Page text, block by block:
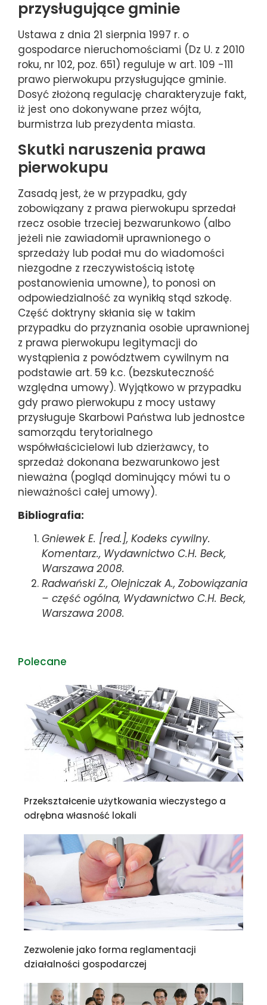
przysługujące gminie
Ustawa z dnia 21 sierpnia 1997 r. o
gospodarce nieruchomościami (Dz U. z 2010
roku, nr 102, poz. 651) reguluje w art. 109 -111
prawo pierwokupu przysługujące gminie.
Dosyć złożoną regulację charakteryzuje fakt,
iż jest ono dokonywane przez wójta,
burmistrza lub prezydenta miasta.
Skutki naruszenia prawa
pierwokupu
Zasadą jest, że w przypadku, gdy
zobowiązany z prawa pierwokupu sprzedał
rzecz osobie trzeciej bezwarunkowo (albo
jeżeli nie zawiadomił uprawnionego o
sprzedaży lub podał mu do wiadomości
niezgodne z rzeczywistością istotę
postanowienia umowne), to ponosi on
odpowiedzialność za wynikłą stąd szkodę.
Część doktryny skłania się w takim
przypadku do przyznania osobie uprawnionej
z prawa pierwokupu legitymacji do
wystąpienia z powództwem cywilnym na
podstawie art. 59 k.c. (bezskuteczność
względna umowy). Wyjątkowo w przypadku
gdy prawo pierwokupu z mocy ustawy
przysługuje Skarbowi Państwa lub jednostce
samorządu terytorialnego
współwłaścicielowi lub dzierżawcy, to
sprzedaż dokonana bezwarunkowo jest
nieważna (pogląd dominujący mówi tu o
nieważności całej umowy).
Bibliografia:
Gniewek E. [red.], Kodeks cywilny.
Komentarz., Wydawnictwo C.H. Beck,
Warszawa 2008.
Radwański Z., Olejniczak A., Zobowiązania
– część ogólna, Wydawnictwo C.H. Beck,
Warszawa 2008.
Polecane
Przekształcenie użytkowania wieczystego a
odrębna własność lokali
Zezwolenie jako forma reglamentacji
działalności gospodarczej